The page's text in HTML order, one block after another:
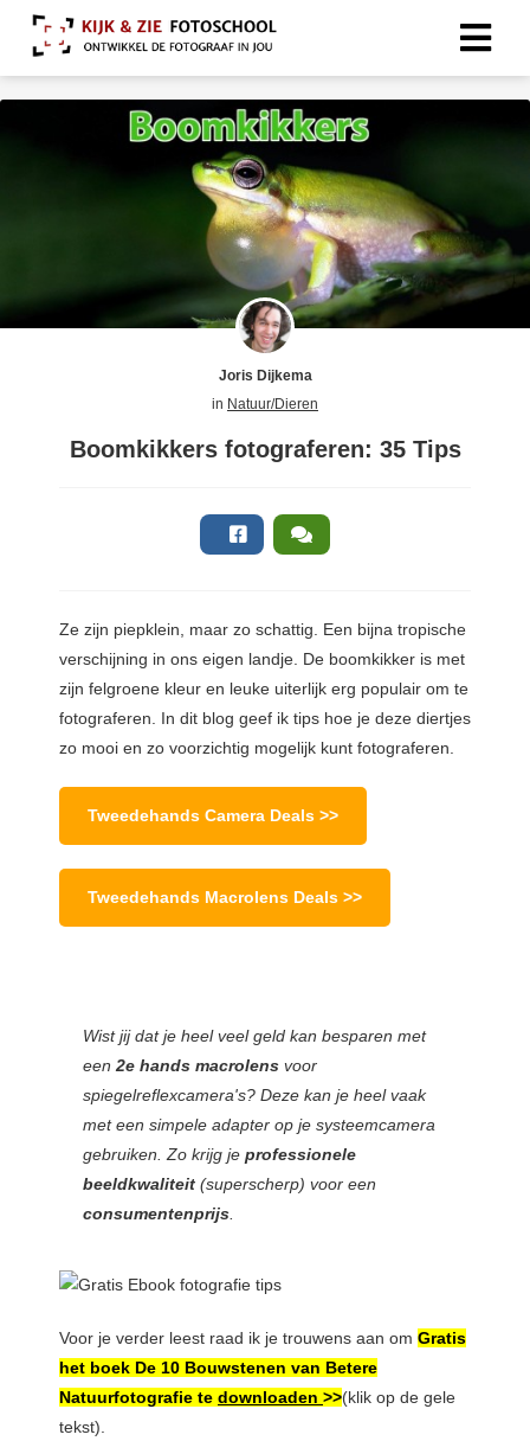
Joris Dijkema
in Natuur/Dieren
Boomkikkers fotograferen: 35 Tips
Ze zijn piepklein, maar zo schattig. Een bijna tropische
verschijning in ons eigen landje. De boomkikker is met
zijn felgroene kleur en leuke uiterlijk erg populair om te
fotograferen. In dit blog geef ik tips hoe je deze diertjes
zo mooi en zo voorzichtig mogelijk kunt fotograferen.
Tweedehands Camera Deals >>
Tweedehands Macrolens Deals >>
Wist jij dat je heel veel geld kan besparen met
een 2e hands macrolens voor
spiegelreflexcamera's? Deze kan je heel vaak
met een simpele adapter op je systeemcamera
gebruiken. Zo krijg je professionele
beeldkwaliteit (superscherp) voor een
consumentenprijs
Voor je verder leest raad ik je trouwens aan om Gratis
het boek De 10 Bouwstenen van Betere
Natuurfotografie te downloaden >>(klik op de gele
tekst).